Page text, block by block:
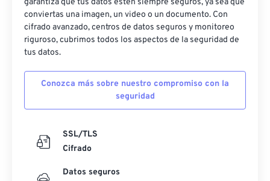
garantiza que tus datos estén siempre seguros, ya sea que
conviertas una imagen, un video o un documento. Con
cifrado avanzado, centros de datos seguros y monitoreo
riguroso, cubrimos todos los aspectos de la seguridad de
tus datos.
Conozca más sobre nuestro compromiso con la
seguridad
SSL/TLS
Cifrado
Datos seguros